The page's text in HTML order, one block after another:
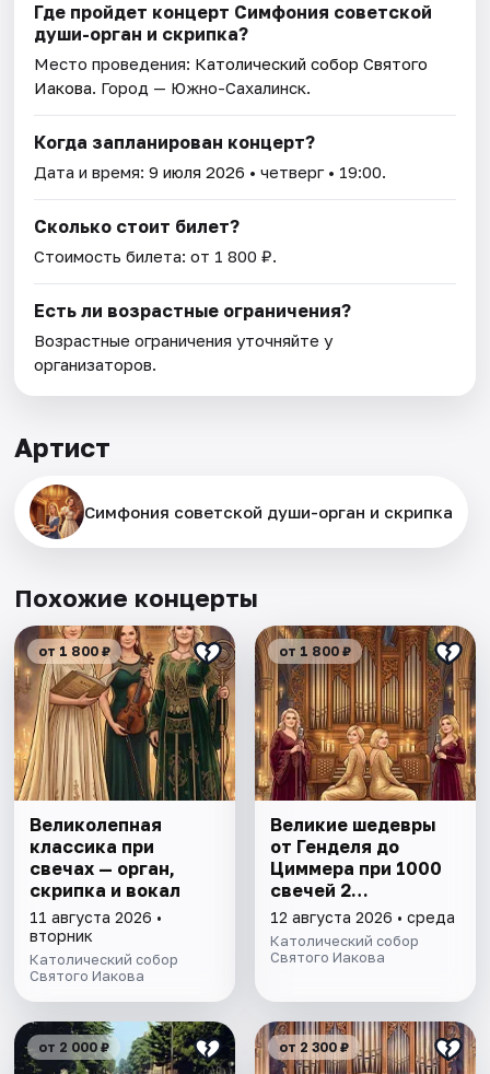
Где пройдет концерт Симфония советской
души-орган и скрипка?
Место проведения: Католический собор Святого
Иакова. Город — Южно-Сахалинск.
Когда запланирован концерт?
Дата и время:9 июля 2026 • четверг • 19:00.
Сколько стоит билет?
Стоимость билета: от 1 800 ₽.
Есть ли возрастные ограничения?
Возрастные ограничения уточняйте у
организаторов.
Артист
Симфония советской души-орган и скрипка
Похожие концерты
от 1 800 ₽
Великолепная
классика при
свечах — орган,
скрипка и вокал
11 августа 2026 •
вторник
Католический собор
Святого Иакова
от 1 800 ₽
Великие шедевры
от Генделя до
Циммера при 1000
свечей 2
органистки и 2
певицы
12 августа 2026 • среда
Католический собор
Святого Иакова
от 2 000 ₽ от 2 300 ₽